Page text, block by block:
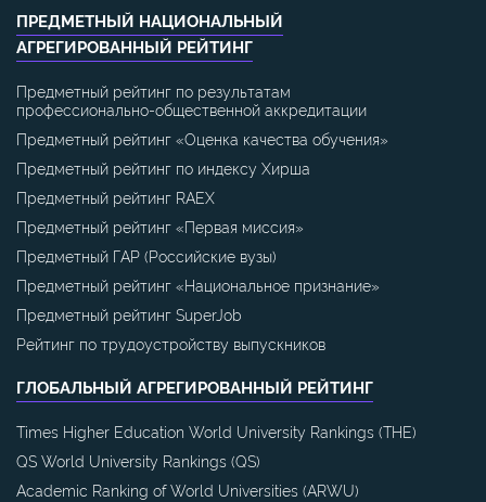
ПРЕДМЕТНЫЙ НАЦИОНАЛЬНЫЙ
АГРЕГИРОВАННЫЙ РЕЙТИНГ
Предметный рейтинг по результатам
профессионально-общественной аккредитации
Предметный рейтинг «Оценка качества обучения»
Предметный рейтинг по индексу Хирша
Предметный рейтинг RAEX
Предметный рейтинг «Первая миссия»
Предметный ГАР (Российские вузы)
Предметный рейтинг «Национальное признание»
Предметный рейтинг SuperJob
Рейтинг по трудоустройству выпускников
ГЛОБАЛЬНЫЙ АГРЕГИРОВАННЫЙ РЕЙТИНГ
Times Higher Education World University Rankings (THE)
QS World University Rankings (QS)
Academic Ranking of World Universities (ARWU)